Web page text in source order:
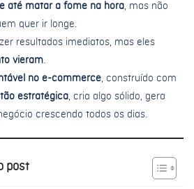
até matar a fome na hora, mas não
quer ir longe.
resultados imediatos, mas eles
vieram.
no e-commerce, construído com
estratégica, cria algo sólido, gera
crescendo todos os dias.
post